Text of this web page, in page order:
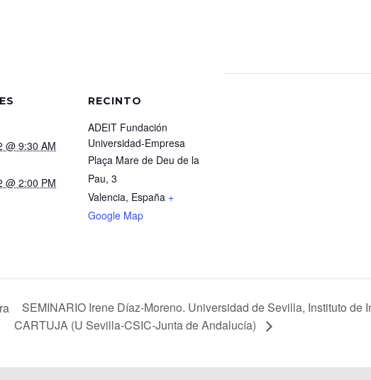
@ 9:30 AM
@ 2:00 PM
RECINTO
ADEIT Fundación
Universidad-Empresa
Plaça Mare de Deu de la
Pau, 3
Valencia, España +
Google Map
SEMINARIO Irene Díaz-Moreno. Universidad de Sevilla, Instituto de
CARTUJA (U Sevilla-CSIC-Junta de Andalucía)